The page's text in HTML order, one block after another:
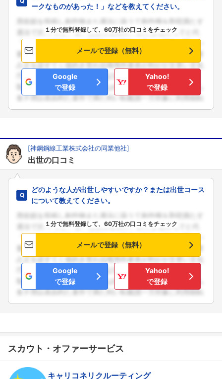
ークなものがあった！」などを教えてください。
１分で無料登録して、60万社の口コミをチェック
メールで登録（無料）
Google
で登録
Yahoo!
で登録
[神鋼鋼線工業株式会社の同業他社]
出世の口コミ
どのような人が出世しやすいですか？または出世コース
について教えてください。
１分で無料登録して、60万社の口コミをチェック
メールで登録（無料）
Google
で登録
Yahoo!
で登録
スカウト・オファーサービス
キャリコネリクルーティング